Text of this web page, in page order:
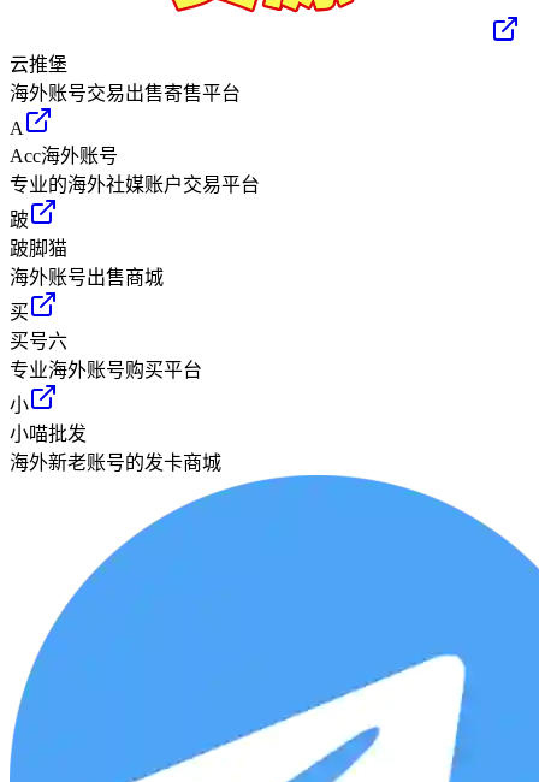
云推堡
海外账号交易出售寄售平台
A
Acc海外账号
专业的海外社媒账户交易平台
跛
跛脚猫
海外账号出售商城
买
买号六
专业海外账号购买平台
小
小喵批发
海外新老账号的发卡商城